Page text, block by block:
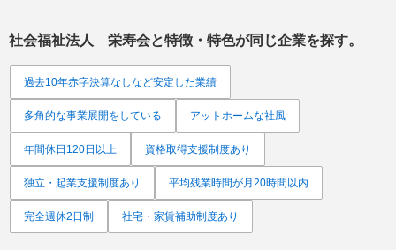
社会福祉法人 栄寿会と特徴・特色が同じ企業を探す。
過去10年赤字決算なしなど安定した業績
多角的な事業展開をしている アットホームな社風
年間休日120日以上 資格取得支援制度あり
独立・起業支援制度あり 平均残業時間が月20時間以内
完全週休2日制 社宅・家賃補助制度あり